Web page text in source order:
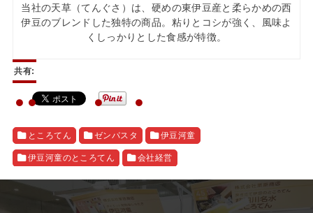
当社の天草（てんぐさ）は、硬めの東伊豆産と柔らかめの西
伊豆のブレンドした独特の商品。粘りとコシが強く、風味よ
くしっかりとした食感が特徴。
共有:
ところてん ゼンパスタ 伊豆河童
伊豆河童のところてん 会社経営